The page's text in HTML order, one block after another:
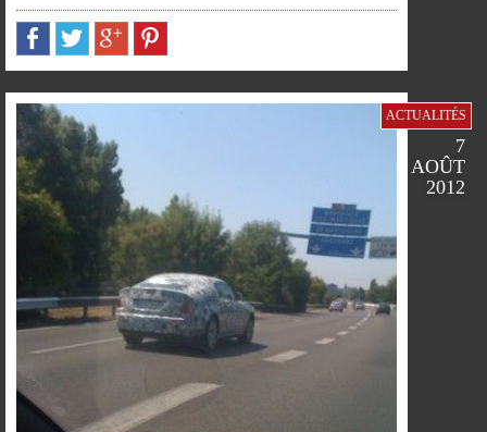
PLUS
FACEBOOKTWITTER GOOGLEPINTEREST
ACTUALITÉS
7
AOÛT
2012